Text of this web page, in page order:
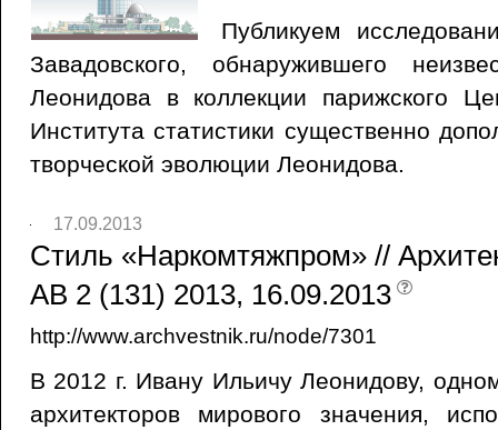
Публикуем
Завадовского, обнаружившего
Леонидова в коллекции парижского
Института статистики существенно
творческой эволюции Леонидова.
17.09.2013
Стиль «Наркомтяжпром» //
AB 2 (131) 2013, 16.09.2013
http://www.archvestnik.ru/node/7301
В 2012 г. Ивану Ильичу Леонидову,
архитекторов мирового значения,